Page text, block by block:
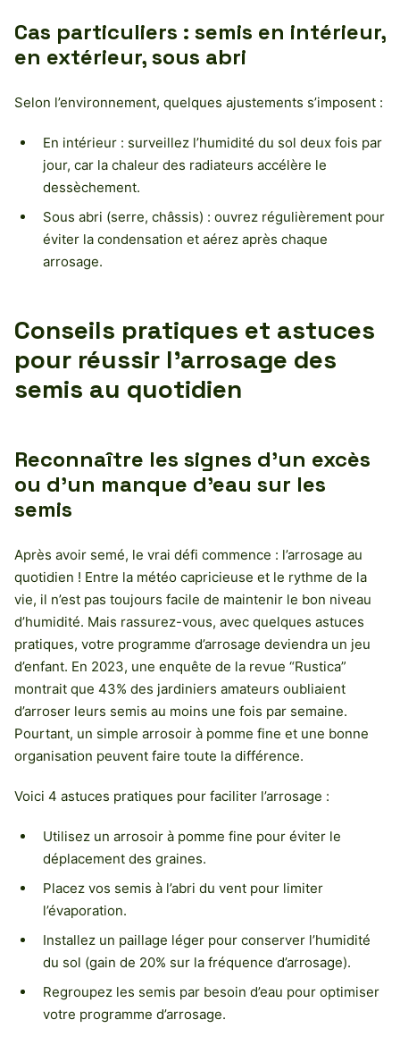
Cas particuliers : semis en intérieur,
en extérieur, sous abri
Selon l’environnement, quelques ajustements s’imposent :
En intérieur : surveillez l’humidité du sol deux fois par
jour, car la chaleur des radiateurs accélère le
dessèchement.
Sous abri (serre, châssis) : ouvrez régulièrement pour
éviter la condensation et aérez après chaque
arrosage.
Conseils pratiques et astuces
pour réussir l’arrosage des
semis au quotidien
Reconnaître les signes d’un excès
ou d’un manque d’eau sur les
semis
Après avoir semé, le vrai défi commence : l’arrosage au
quotidien ! Entre la météo capricieuse et le rythme de la
vie, il n’est pas toujours facile de maintenir le bon niveau
d’humidité. Mais rassurez-vous, avec quelques astuces
pratiques, votre programme d’arrosage deviendra un jeu
d’enfant. En 2023, une enquête de la revue “Rustica”
montrait que 43% des jardiniers amateurs oubliaient
d’arroser leurs semis au moins une fois par semaine.
Pourtant, un simple arrosoir à pomme fine et une bonne
organisation peuvent faire toute la différence.
Voici 4 astuces pratiques pour faciliter l’arrosage :
Utilisez un arrosoir à pomme fine pour éviter le
déplacement des graines.
Placez vos semis à l’abri du vent pour limiter
l’évaporation.
Installez un paillage léger pour conserver l’humidité
du sol (gain de 20% sur la fréquence d’arrosage).
Regroupez les semis par besoin d’eau pour optimiser
votre programme d’arrosage.